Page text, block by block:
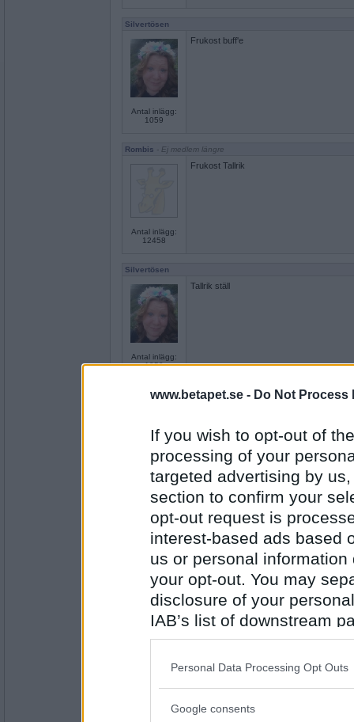
www.betapet.se - Do Not Process
If you wish to opt-out of
processing of your
targeted advertising by
section to confirm your
opt-out request is
interest-based ads based
us or personal
your opt-out. You may
disclosure of your
IAB’s list of downstream
also be disclosed by us
Downstream Participants
Please note that this
Personal Data Processing Opt Outs
Google consents
Silvertösen
Antal inlägg:
1059
Frukost buff'e
Rombis - Ej medlem längre
Antal inlägg:
12458
Frukost Tallrik
Silvertösen
Antal inlägg:
1059
Tallrik ställ
- Ej medlem längre
Antal inlägg: 425
Antal inlägg:
1778
Ställ En
Silvertösen
Antal inlägg:
En tal